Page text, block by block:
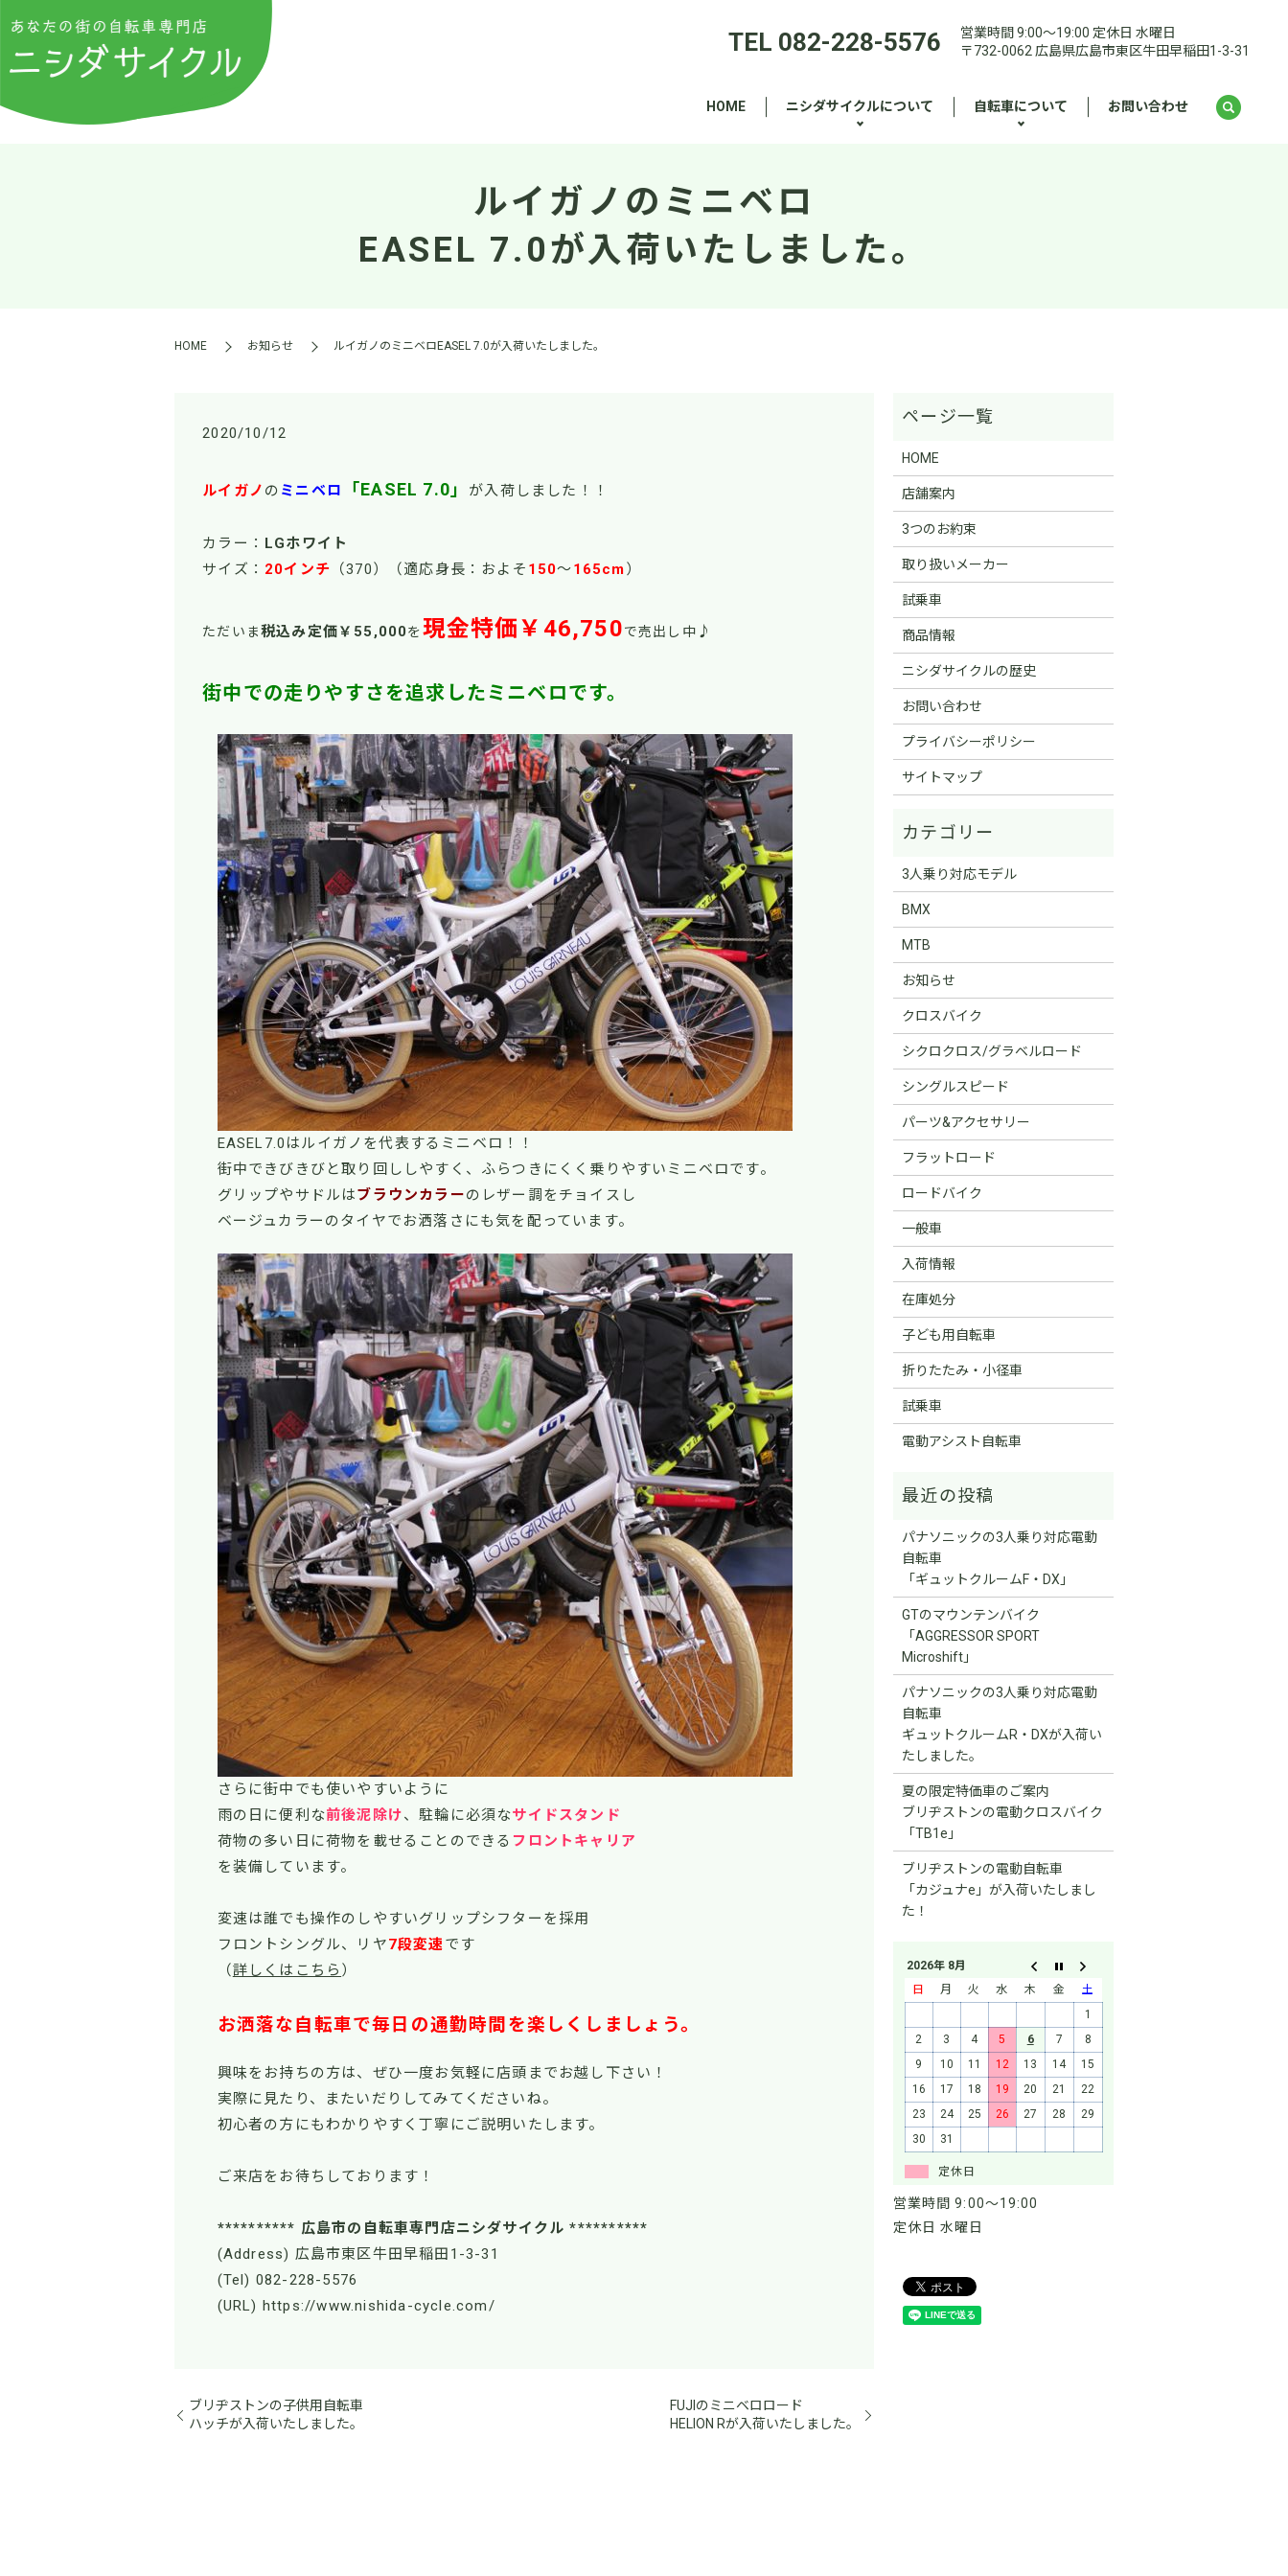
TEL 082-228-5576
営業時間 9:00～19:00 定休日 水曜日
〒732-0062 広島県広島市東区牛田早稲田1-3-31
HOME ニシダサイクルについて 自転車について お問い合わせ
ルイガノのミニベロ
EASEL 7.0が入荷いたしました。
HOME お知らせ ルイガノのミニベロEASEL 7.0が入荷いたしました。
2020/10/12
ルイガノ の ミニベロ 「EASEL 7.0」 が入荷しました！！
カラー： LGホワイト
サイズ： 20インチ （370）（適応身長：およそ 150～165cm）
ただいま税込み定価￥55 ,000を現金特価￥46,750で売出し中 ♪
街中での走りやすさを追求したミニベロです。
EASEL7.0はルイガノを代表するミニベロ！！
街中できびきびと取り回ししやすく、ふらつきにくく乗りやすいミニベロです。
グリップやサドルはブラウンカラーのレザー調をチョイスし
ベージュカラーのタイヤでお洒落さにも気を配っています。
さらに街中でも使いやすいように
雨の日に便利な前後泥除け、駐輪に必須なサイドスタンド
荷物の多い日に荷物を載せることのできる フロントキャリア
を装備しています。
変速は誰でも操作のしやすいグリップシフターを採用
フロントシングル、リヤ7段変速 です
（詳しくはこちら ）
お洒落な自転車で毎日の通勤時間を楽しくしましょう。
興味をお持ちの方は、ぜひ一度お気軽に店頭までお越し下さい！
実際に見たり、またいだりしてみてくださいね。
初心者の方にもわかりやすく丁寧にご説明いたします。
ご来店をお待ちしております！
********** 広島市の自転車専門店ニシダサイクル **********
(Address) 広島市東区牛田早稲田1-3-31
(Tel) 082-228-5576
(URL) https://www.nishida-cycle.com/
ブリヂストンの子供用自転車
ハッチが入荷いたしました。
FUJIのミニベロロード
HELION Rが入荷いたしました。
HOME
店舗案内
3つのお約束
取り扱いメーカー
試乗車
商品情報
ニシダサイクルの歴史
お問い合わせ
プライバシーポリシー
サイトマップ
3人乗り対応モデル
BMX
MTB
お知らせ
クロスバイク
シクロクロス/グラベルロード
シングルスピード
パーツ&アクセサリー
フラットロード
ロードバイク
一般車
入荷情報
在庫処分
子ども用自転車
折りたたみ・小径車
試乗車
電動アシスト自転車
パナソニックの3人乗り対応電動
自転車
「ギュットクルームF・DX」
GTのマウンテンバイク
「AGGRESSOR SPORT
Microshift」
パナソニックの3人乗り対応電動
自転車
ギュットクルームR・DXが入荷い
たしました。
夏の限定特価車のご案内
ブリヂストンの電動クロスバイク
「TB1e」
ブリヂストンの電動自転車
「カジュナe」が入荷いたしまし
た！
2026年 8月
日
月 火 水 木 金
土
1
2
3 4 5 6 7
8
9
10 11 12 13 14
15
16
17 18 19 20 21
22
23
24 25 26 27 28
29
30
31
定休日
営業時間 9:00～19:00
定休日 水曜日